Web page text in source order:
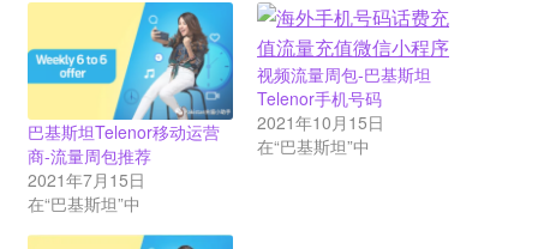
巴基斯坦Telenor移动运营
商-流量周包推荐
2021年7月15日
在“巴基斯坦”中
视频流量周包-巴基斯坦
Telenor手机号码
2021年10月15日
在“巴基斯坦”中